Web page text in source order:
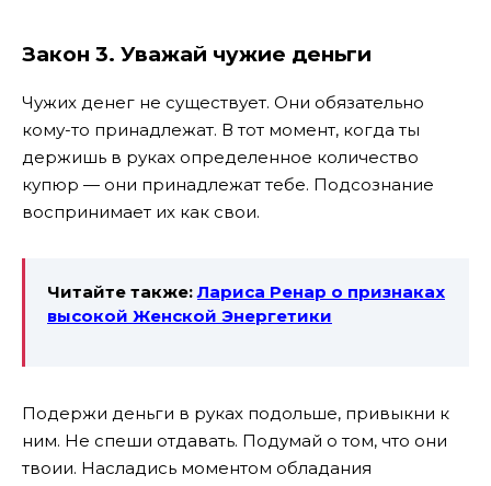
Закон 3. Уважай чужие деньги
Чужих денег не существует. Они обязательно
кому-то принадлежат. В тот момент, когда ты
держишь в руках определенное количество
купюр — они принадлежат тебе. Подсознание
воспринимает их как свои.
Читайте также:Лариса Ренар о признаках
высокой Женской Энергетики
Подержи деньги в руках подольше, привыкни к
ним. Не спеши отдавать. Подумай о том, что они
твоии. Насладись моментом обладания